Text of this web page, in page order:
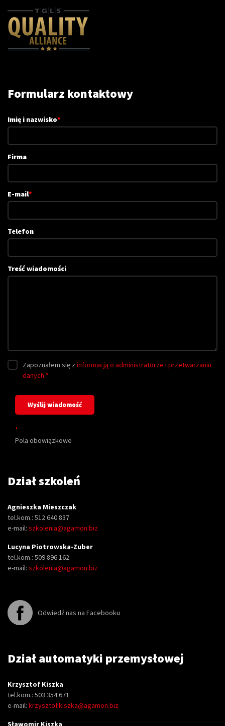
Formularz kontaktowy
Imię i nazwisko*
Firma
E-mail*
Telefon
Treść wiadomości
Zapoznałem się z informacją o administratorze i przetwarzaniu
danych.*
*
Pola obowiązkowe
Dział szkoleń
Agnieszka Mieszczak
tel.kom.: 512 640 837
e-mail: szkolenia@agamon.biz
Lucyna Piotrowska-Zuber
tel.kom.: 509 896 162
e-mail: szkolenia@agamon.biz
Odwiedź nas na Facebooku
Dział automatyki przemysłowej
Krzysztof Kiszka
tel.kom.: 503 354 671
e-mail: krzysztof.kiszka@agamon.biz
Sławomir Kiszka